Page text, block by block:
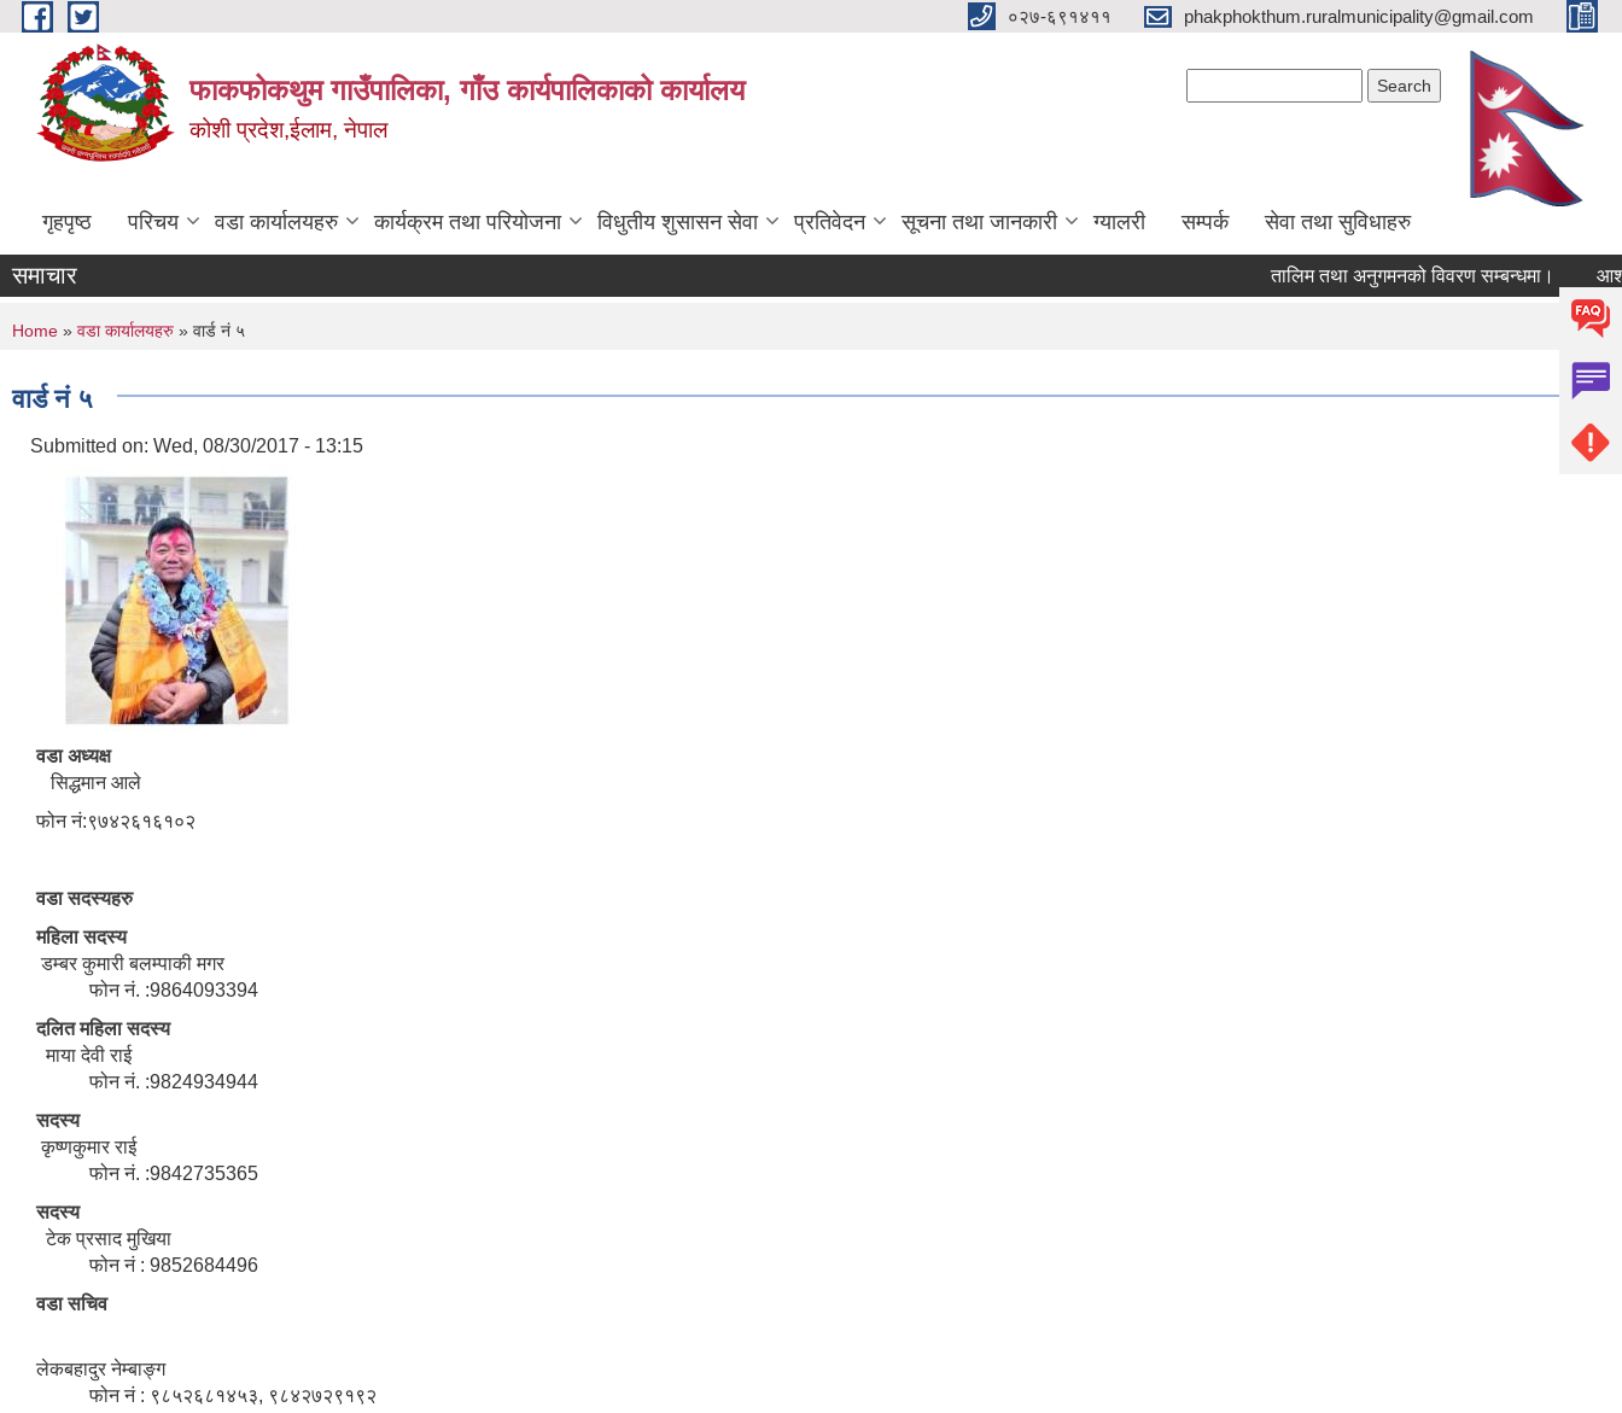
Skip to main content ०२७-६९१४११ phakphokthum.ruralmunicipality@gmail.com
फाकफोकथुम गाउँपालिका, गाँउ कार्यपालिकाको कार्यालय
कोशी प्रदेश,ईलाम, नेपाल
गृहपृष्ठ परिचय वडा कार्यालयहरु कार्यक्रम तथा परियोजना विधुतीय शुसासन सेवा प्रतिवेदन सूचना तथा जानकारी ग्यालरी सम्पर्क सेवा तथा सुविधाहरु
समाचार तालिम तथा अनुगमनको विवरण सम्बन्धमा।
You are here
Home » वडा कार्यालयहरु » वार्ड नं ५
वार्ड नं ५
Submitted on: Wed, 08/30/2017 - 13:15
वडा अध्यक्ष
सिद्धमान आले
फोन नं:९७४२६१६१०२
वडा सदस्यहरु
महिला सदस्य
डम्बर कुमारी बलम्पाकी मगर
फोन नं. :9864093394
दलित महिला सदस्य
माया देवी राई
फोन नं. :9824934944
सदस्य
कृष्णकुमार राई
फोन नं. :9842735365
सदस्य
टेक प्रसाद मुखिया
फोन नं : 9852684496
वडा सचिव
लेकबहादुर नेम्बाङ्ग
फोन नं : ९८५२६८१४५३, ९८४२७२९१९२